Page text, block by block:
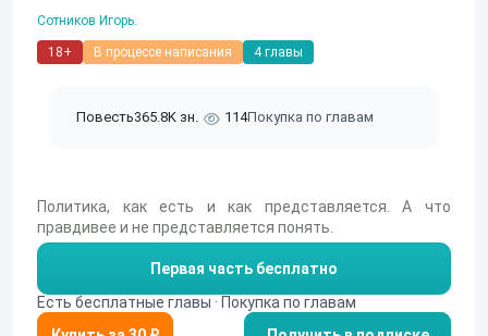
Сотников Игорь.
18+ В процессе написания 4 главы
Повесть365.8K зн. 114Покупка по главам
Политика, как есть и как представляется. А что
правдивее и не представляется понять.
Первая часть бесплатно
Есть бесплатные главы · Покупка по главам